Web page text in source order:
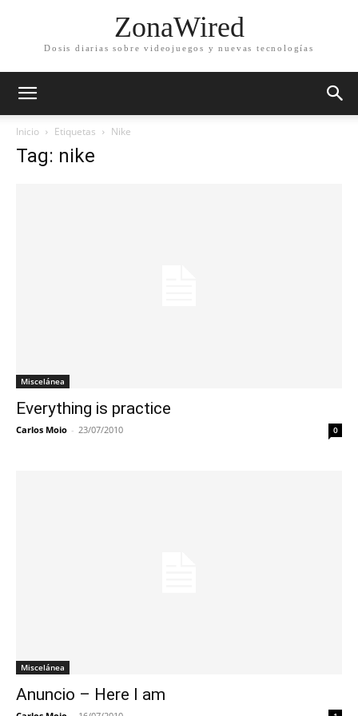
ZonaWired
Dosis diarias sobre videojuegos y nuevas tecnologías
Inicio Etiquetas Nike
Tag: nike
Miscelánea
Everything is practice
Carlos Moio - 23/07/2010 0
Miscelánea
Anuncio – Here I am